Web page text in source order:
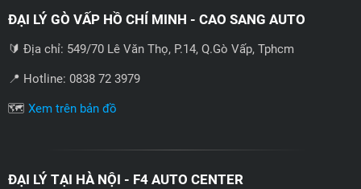
ĐẠI LÝ GÒ VẤP HỒ CHÍ MINH - CAO SANG AUTO
🔰 Địa chỉ: 549/70 Lê Văn Thọ, P.14, Q.Gò Vấp, Tphcm
📍 Hotline: 0838 72 3979
🗺️ Xem trên bản đồ
ĐẠI LÝ TẠI HÀ NỘI - F4 AUTO CENTER